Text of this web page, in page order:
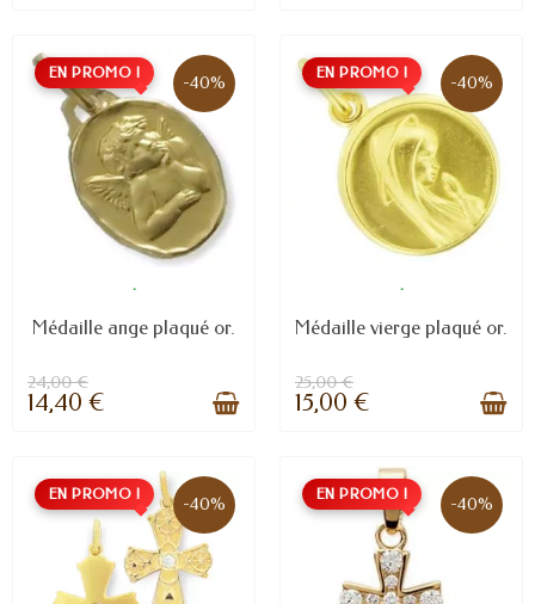
EN PROMO ! -40%
.
Médaille ange plaqué or.
24,00 €
14,40 €
EN PROMO ! -40%
.
Médaille vierge plaqué or.
25,00 €
15,00 €
EN PROMO ! -40% EN PROMO ! -40%